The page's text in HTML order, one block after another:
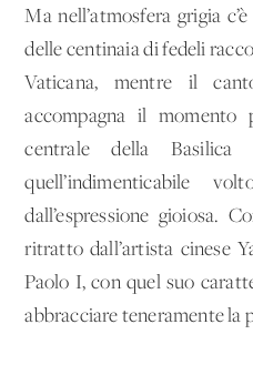
Ma nell’atmosfera grigia
delle centinaia di fedeli
Vaticana, mentre il
accompagna il momento
centrale della Basilica
quell’indimenticabile
dall’espressione gioiosa.
ritratto dall’artista cinese
Paolo I, con quel suo
abbracciare teneramente la